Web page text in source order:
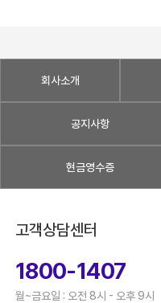
회사소개
공지사항
현금영수증
고객상담센터
1800-1407
월~금요일 : 오전 8시 - 오후 9시